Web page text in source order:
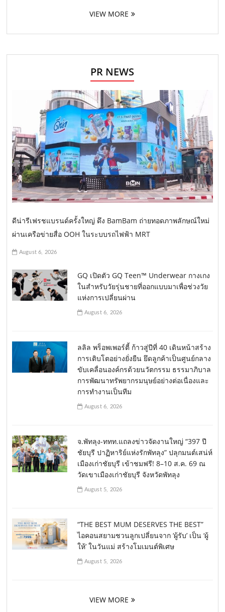
VIEW MORE
PR NEWS
ดีน่ารีเฟรชแบรนด์ครั้งใหญ่ ดึง BamBam ถ่ายทอดภาพลักษณ์ใหม่
ผ่านเครือข่ายสื่อ OOH ในระบบรถไฟฟ้า MRT
August 6, 2026
GQ เปิดตัว GQ Teen™ Underwear กางเกง
ในสำหรับวัยรุ่นชายที่ออกแบบมาเพื่อช่วงวัย
แห่งการเปลี่ยนผ่าน
August 6, 2026
ลลิล พร็อพเพอร์ตี้ ก้าวสู่ปีที่ 40 เดินหน้าสร้าง
การเติบโตอย่างยั่งยืน ยึดลูกค้าเป็นศูนย์กลาง
ขับเคลื่อนองค์กรด้วยนวัตกรรม ธรรมาภิบาล
การพัฒนาทรัพยากรมนุษย์อย่างต่อเนื่องและ
การทำงานเป็นทีม
August 6, 2026
จ.พัทลุง-ททท.แถลงข่าวจัดงานใหญ่ “397 ปี
ชัยบุรี ปาฏิหาริย์แห่งรักพัทลุง” ปลุกมนต์เสน่ห์
เมืองเก่าชัยบุรี เข้าชมฟรี! 8–10 ส.ค. 69 ณ
วัดเขาเมืองเก่าชัยบุรี จังหวัดพัทลุง
August 5, 2026
“THE BEST MUM DESERVES THE BEST”
ไอคอนสยามชวนลูกเปลี่ยนจาก ‘ผู้รับ’ เป็น ‘ผู้
ให้’ ในวันแม่ สร้างโมเมนต์พิเศษ
August 5, 2026
VIEW MORE